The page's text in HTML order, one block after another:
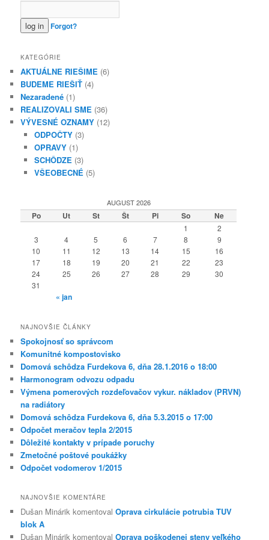
Forgot?
KATEGÓRIE
AKTUÁLNE RIEŠIME (6)
BUDEME RIEŠIŤ (4)
Nezaradené (1)
REALIZOVALI SME (36)
VÝVESNÉ OZNAMY (12)
ODPOČTY(3)
OPRAVY(1)
SCHÔDZE(3)
VŠEOBECNÉ(5)
AUGUST 2026
Po Ut St Št Pi So Ne
1
2
3
4 5 6 7 8
9
10
11 12 13 14 15
16
17
18 19 20 21 22
23
24
25 26 27 28 29
30
31
« jan
NAJNOVŠIE ČLÁNKY
Spokojnosť so správcom
Komunitné kompostovisko
Domová schôdza Furdekova 6, dňa 28.1.2016 o 18:00
Harmonogram odvozu odpadu
Výmena pomerových rozdeľovačov vykur. nákladov (PRVN)
na radiátory
Domová schôdza Furdekova 6, dňa 5.3.2015 o 17:00
Odpočet meračov tepla 2/2015
Dôležité kontakty v prípade poruchy
Zmetočné poštové poukážky
Odpočet vodomerov 1/2015
NAJNOVŠIE KOMENTÁRE
Dušan Minárik komentovalOprava cirkulácie potrubia TUV
blok A
Dušan Minárik komentovalOprava poškodenej steny veľkého